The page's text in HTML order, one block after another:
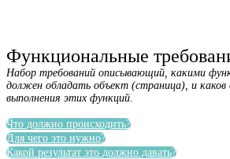
Функциональные
Набор требований описывающий, какими
должен обладать объект (страница), и
выполнения этих функций.
Что должно происходить?
Для чего это нужно?
Какой результат это должно давать?